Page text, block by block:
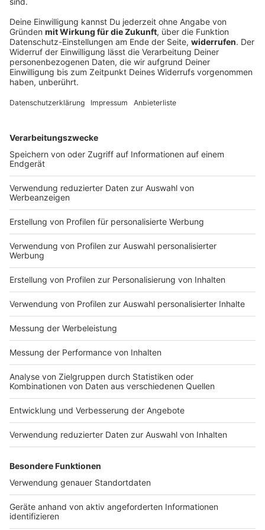
Halbdunkel gelebt haben.
Zwischen Müll, Masken,
Windeln und Corona-Angst
entsteht ein Fall, der zeigt,
wie aus elterlicher Furcht
13.07.2026 23:10 / 36min
Von außen wirkt es wie ein Urlaubsidyll: ein rosa
Haus in Nordspanien, Palmen im Garten, Sonne
über Oviedo, doch hinter geschlossenen
Rollläden sollen drei Kinder fast vier Jahre lang
Fall, der zeigt, wie aus elterlicher Furcht ein
Kinder-Albtraum werden kann.13.07.2026 23:10 / 36min
Impressum
Nutzungsbedingungen
Jobs
Presse
Werben
Archiv
ANTENNE BAYERN GROUP
Stiftung ANTENNE BAYERN
Kontakt
Studio-Hotline
Verkehrs-Hotline
Newsletter